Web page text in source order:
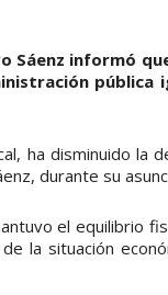
Sáenz informó
pública
ha disminuido la
durante su
el equilibrio
la situación